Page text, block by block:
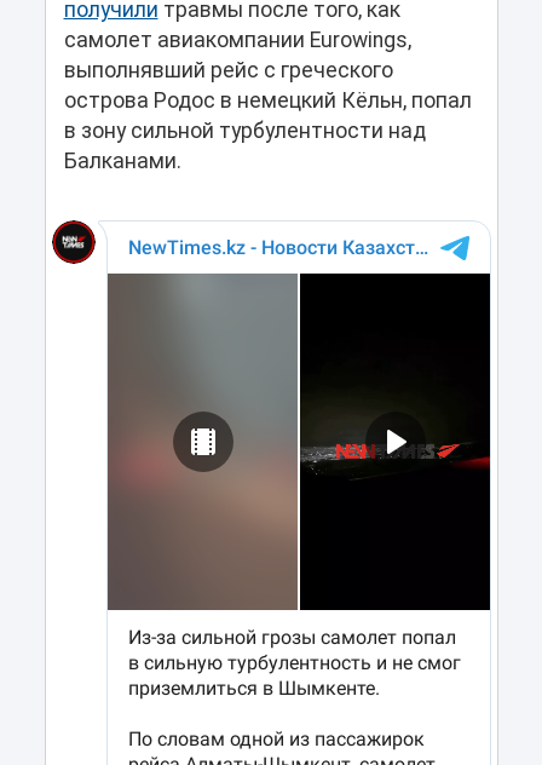
получили травмы после того, как
самолет авиакомпании Eurowings,
выполнявший рейс с греческого
острова Родос в немецкий Кёльн, попал
в зону сильной турбулентности над
Балканами.